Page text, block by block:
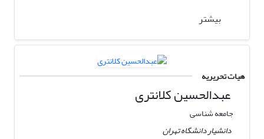
بیشتر
هیات تحریریه
عبدالحسین کلانتری
جامعه شناسی
دانشیار دانشگاه تهران